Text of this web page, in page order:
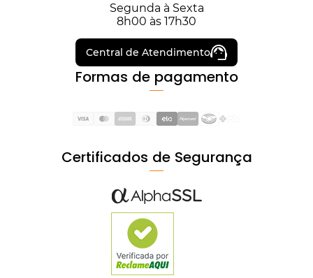
Segunda à Sexta
8h00 às 17h30
Central de Atendimento
Formas de pagamento
Certificados de Segurança